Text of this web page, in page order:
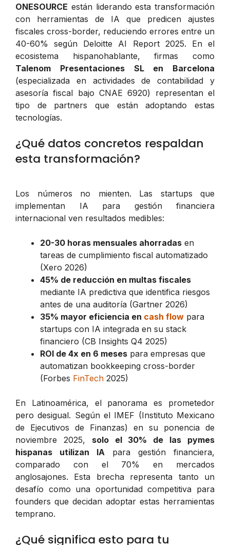
ONESOURCE están liderando esta transformación
con herramientas de IA que predicen ajustes
fiscales cross-border, reduciendo errores entre un
40-60% según Deloitte AI Report 2025. En el
ecosistema hispanohablante, firmas como
Talenom Presentaciones SL en Barcelona
(especializada en actividades de contabilidad y
asesoría fiscal bajo CNAE 6920) representan el
tipo de partners que están adoptando estas
tecnologías.
¿Qué datos concretos respaldan
esta transformación?
Los números no mienten. Las startups que
implementan IA para gestión financiera
internacional ven resultados medibles:
20-30 horas mensuales ahorradas en
tareas de cumplimiento fiscal automatizado
(Xero 2026)
45% de reducción en multas fiscales
mediante IA predictiva que identifica riesgos
antes de una auditoría (Gartner 2026)
35% mayor eficiencia en cash flow para
startups con IA integrada en su stack
financiero (CB Insights Q4 2025)
ROI de 4x en 6 meses para empresas que
automatizan bookkeeping cross-border
(Forbes FinTech 2025)
En Latinoamérica, el panorama es prometedor
pero desigual. Según el IMEF (Instituto Mexicano
de Ejecutivos de Finanzas) en su ponencia de
noviembre 2025, solo el 30% de las pymes
hispanas utilizan IA para gestión financiera,
comparado con el 70% en mercados
anglosajones. Esta brecha representa tanto un
desafío como una oportunidad competitiva para
founders que decidan adoptar estas herramientas
temprano.
¿Qué significa esto para tu